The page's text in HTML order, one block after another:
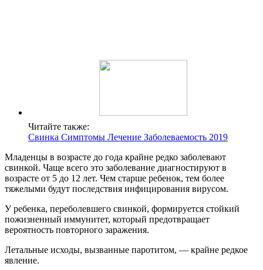
Читайте также:
Свинка Симптомы Лечение Заболеваемость 2019
Младенцы в возрасте до года крайне редко заболевают
свинкой. Чаще всего это заболевание диагностируют в
возрасте от 5 до 12 лет. Чем старше ребенок, тем более
тяжелыми будут последствия инфицирования вирусом.
У ребенка, переболевшего свинкой, формируется стойкий
пожизненный иммунитет, который предотвращает
вероятность повторного заражения.
Летальные исходы, вызванные паротитом, — крайне редкое
явление.